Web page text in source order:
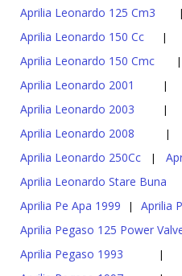
Aprilia Leonardo 125 Cm3
Aprilia Leonardo 150 Cc |
Aprilia Leonardo 150 Cmc
Aprilia Leonardo 2001
Aprilia Leonardo 2003
Aprilia Leonardo 2008
Aprilia Leonardo 250Cc |
Aprilia Leonardo Stare Buna
Aprilia Pe Apa 1999 | Aprilia
Aprilia Pegaso 125 Power
Aprilia Pegaso 1993